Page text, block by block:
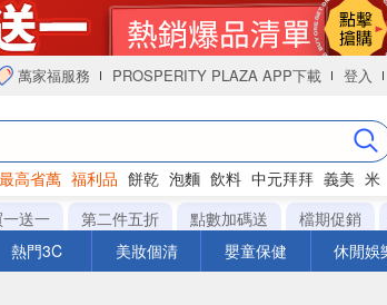
萬家福服務 PROSPERITY PLAZA APP下載 登入
高省萬 福利品 餅乾 泡麵 飲料 中元拜拜 義美 米
一送一 第二件五折 點數加碼送 檔期促銷
熱門3C 美妝個清 嬰童保健 休閒娛